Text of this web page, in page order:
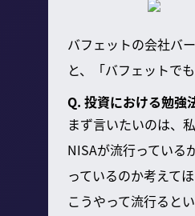
バフェットの会社バ
と、「バフェットで
Q. 投資における勉強
まず言いたいのは、
NISAが流行っている
っているのか考えてほ
こうやって流行ると